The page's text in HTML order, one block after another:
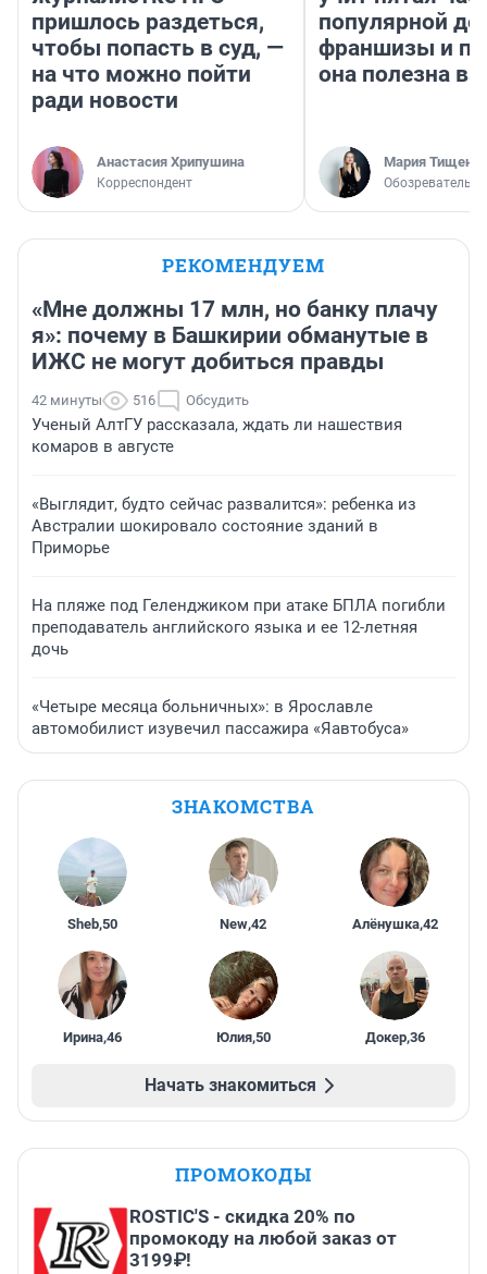
пришлось раздеться,
чтобы попасть в суд, —
на что можно пойти
ради новости
Анастасия Хрипушина
Корреспондент
популярной
франшизы и
она полезна
Мария Тищенко
Обозреватель
РЕКОМЕНДУЕМ
«Мне должны 17 млн, но банку плачу
я»: почему в Башкирии обманутые в
ИЖС не могут добиться правды
42 минуты 516 Обсудить
Ученый АлтГУ рассказала, ждать ли нашествия
комаров в августе
«Выглядит, будто сейчас развалится»: ребенка из
Австралии шокировало состояние зданий в
Приморье
На пляже под Геленджиком при атаке БПЛА погибли
преподаватель английского языка и ее 12-летняя
дочь
«Четыре месяца больничных»: в Ярославле
автомобилист изувечил пассажира «Яавтобуса»
ЗНАКОМСТВА
Sheb,50 New,42 Алёнушка,42
Ирина,46 Юлия,50 Докер,36
Начать знакомиться
ПРОМОКОДЫ
ROSTIC'S - скидка 20% по
промокоду на любой заказ от
3199₽!